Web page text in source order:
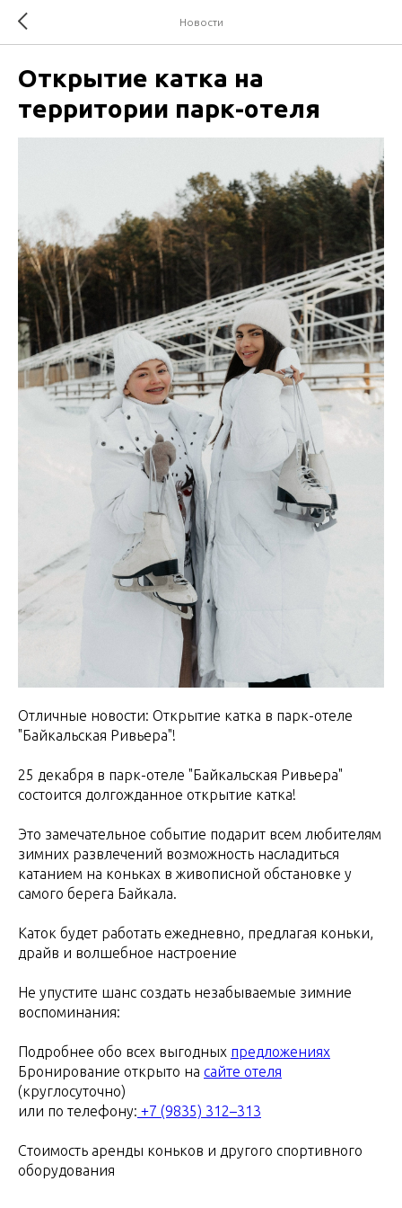
Новости
Открытие катка на
территории парк-отеля
Отличные новости: Открытие катка в парк-отеле
"Байкальская Ривьера"!
25 декабря в парк-отеле "Байкальская Ривьера"
состоится долгожданное открытие катка!
Это замечательное событие подарит всем любителям
зимних развлечений возможность насладиться
катанием на коньках в живописной обстановке у
самого берега Байкала.
Каток будет работать ежедневно, предлагая коньки,
драйв и волшебное настроение
Не упустите шанс создать незабываемые зимние
воспоминания:
Подробнее обо всех выгодных предложениях
Бронирование открыто на сайте отеля
(круглосуточно)
или по телефону: +7 (9835) 312–313
Стоимость аренды коньков и другого спортивного
оборудования